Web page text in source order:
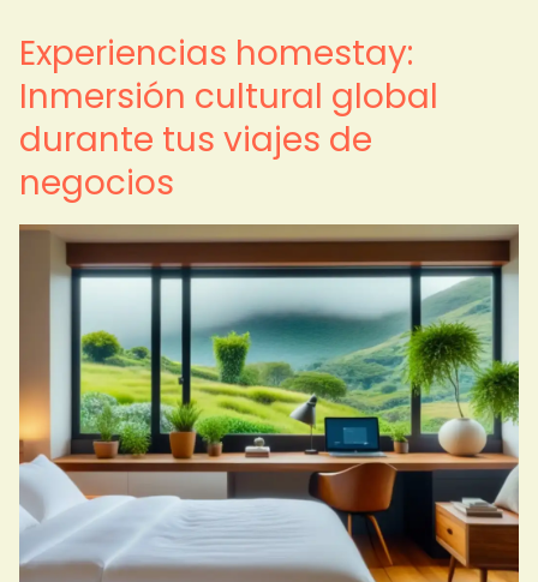
Experiencias homestay:
Inmersión cultural global
durante tus viajes de
negocios